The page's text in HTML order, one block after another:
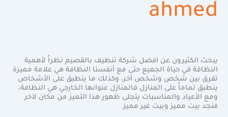
ahmed
يبحث الكثيرون عن افضل شركة تنظيف بالقصيم نظراً لأهمية
النظافة في حياة الجميع حتى مع أنفسنا النظافة هي علامة مميزة
تفرق بين شخص وشخص آخر، وكذلك ما ينطبق على الأشخاص
ينطبق تماماً على المنازل فالمنازل عنوانها الخارجي هي النظافة،
ومع الأعياد والمناسبات يتجلى ظهور هذا التميز من مكان لآخر
فنجد بيت مميز وبيت غير مميز